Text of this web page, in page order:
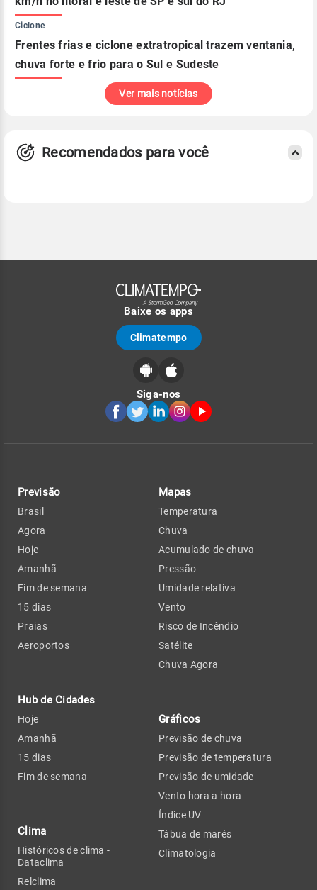
Ciclone
Frentes frias e ciclone extratropical trazem ventania,
chuva forte e frio para o Sul e Sudeste
Ver mais notícias
Recomendados para você
Baixe os apps
Climatempo
Siga-nos
Previsão
Brasil
Agora
Hoje
Amanhã
Fim de semana
15 dias
Praias
Aeroportos
Hub de Cidades
Hoje
Amanhã
15 dias
Fim de semana
Clima
Históricos de clima -
Dataclima
Relclima
Mapas
Temperatura
Chuva
Acumulado de chuva
Pressão
Umidade relativa
Vento
Risco de Incêndio
Satélite
Chuva Agora
Gráficos
Previsão de chuva
Previsão de temperatura
Previsão de umidade
Vento hora a hora
Índice UV
Tábua de marés
Climatologia